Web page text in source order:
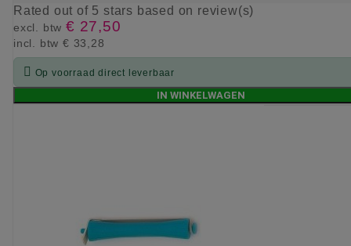
Rated out of 5 stars based on review(s)
excl. btw € 27,50
incl. btw € 33,28
 Op voorraad direct leverbaar
IN WINKELWAGEN